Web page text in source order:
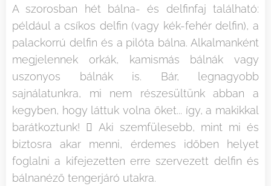
A szorosban hét bálna- és delfinfaj található:
például a csíkos delfin (vagy kék-fehér delfin), a
palackorrú delfin és a pilóta bálna. Alkalmanként
megjelennek orkák, kamismás bálnák vagy
uszonyos bálnák is. Bár, legnagyobb
sajnálatunkra, mi nem részesültünk abban a
kegyben, hogy láttuk volna őket... így, a makikkal
barátkoztunk!  Aki szemfülesebb, mint mi és
biztosra akar menni, érdemes időben helyet
foglalni a kifejezetten erre szervezett delfin és
bálnanéző tengerjáró utakra.2025.01.22